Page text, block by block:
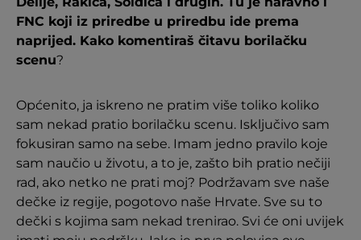
FNC koji iz priredbe u priredbu ide prema
naprijed. Kako komentiraš čitavu borilačku
scenu?
Općenito, ja iskreno ne pratim više toliko koliko
sam nekad pratio borilačku scenu. Isključivo sam
fokusiran samo na sebe. Imam jedno pravilo koje
sam naučio u životu, a to je, zašto bih pratio nečiji
rad, ako netko ne prati moj? Podržavam sve naše
dečke iz regije, pogotovo naše Hrvate. Sve su to
dečki s kojima sam nekad trenirao. Svi će oni uvijek